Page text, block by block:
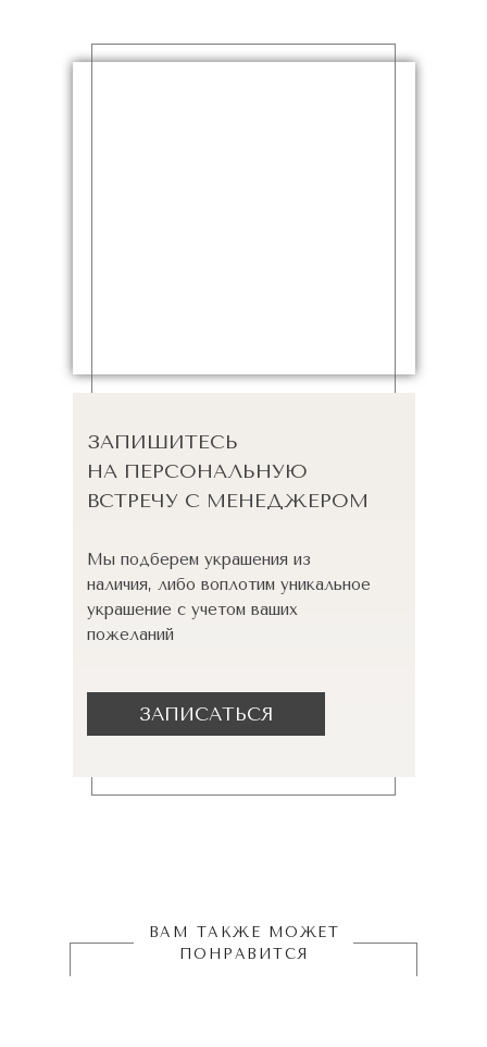
ЗАПИШИТЕСЬ
НА ПЕРСОНАЛЬНУЮ
ВСТРЕЧУ С МЕНЕДЖЕРОМ
Мы подберем украшения из
наличия, либо воплотим уникальное
украшение с учетом ваших
пожеланий
ЗАПИСАТЬСЯ
ВАМ ТАКЖЕ МОЖЕТ
ПОНРАВИТСЯ